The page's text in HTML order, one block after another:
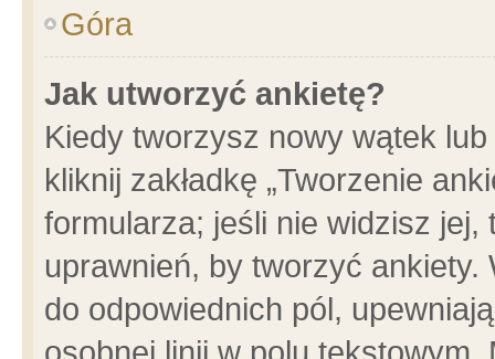
Góra
Jak utworzyć ankietę?
Kiedy tworzysz nowy wątek
kliknij zakładkę „Tworzenie
formularza; jeśli nie widzisz
uprawnień, by tworzyć ankiety.
do odpowiednich pól,